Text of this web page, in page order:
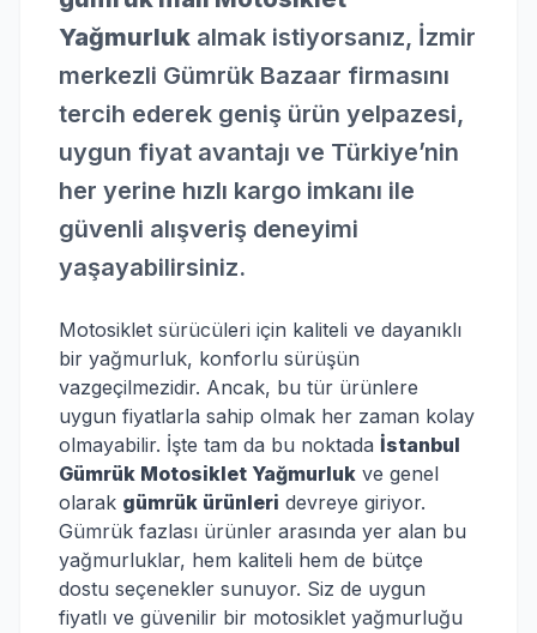
Yağmurluk almak istiyorsanız, İzmir
merkezli Gümrük Bazaar firmasını
tercih ederek geniş ürün yelpazesi,
uygun fiyat avantajı ve Türkiye’nin
her yerine hızlı kargo imkanı ile
güvenli alışveriş deneyimi
yaşayabilirsiniz.
Motosiklet sürücüleri için kaliteli ve dayanıklı
bir yağmurluk, konforlu sürüşün
vazgeçilmezidir. Ancak, bu tür ürünlere
uygun fiyatlarla sahip olmak her zaman kolay
olmayabilir. İşte tam da bu noktada İstanbul
Gümrük Motosiklet Yağmurluk ve genel
olarak gümrük ürünleri devreye giriyor.
Gümrük fazlası ürünler arasında yer alan bu
yağmurluklar, hem kaliteli hem de bütçe
dostu seçenekler sunuyor. Siz de uygun
fiyatlı ve güvenilir bir motosiklet yağmurluğu